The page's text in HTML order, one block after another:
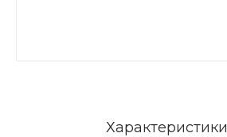
Характеристики